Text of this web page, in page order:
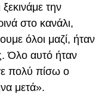
την
στο κανάλι,
όλοι μαζί, ήταν
Όλο αυτό ήταν
πολύ πίσω ο
μετά».